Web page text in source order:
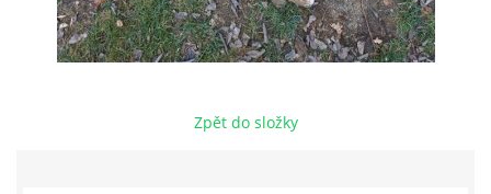
Zpět do složky